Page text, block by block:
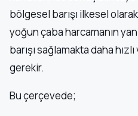
bölgesel barışı ilkesel
yoğun çaba harcamanın
barışı sağlamakta daha
gerekir.
Bu çerçevede;